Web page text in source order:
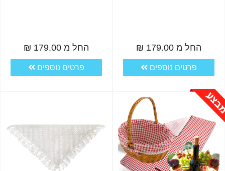
החל מ 179.00 ₪
פרטים נוספים
החל מ 179.00 ₪
פרטים נוספים